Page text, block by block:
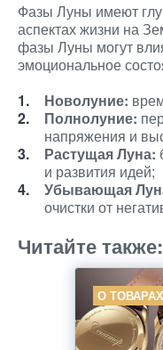
Фазы Луны имеют
аспектах жизни на
фазы Луны могут
эмоциональное
Новолуние:
Полнолуние:
напряжения и
Растущая Луна:
и развития идей;
Убывающая
очистки от
Читайте также:
О